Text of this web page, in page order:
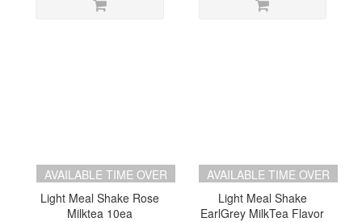
AVAILABLE TIME OVER
Light Meal Shake Rose
Milktea 10ea
AVAILABLE TIME OVER
Light Meal Shake
EarlGrey MilkTea Flavor